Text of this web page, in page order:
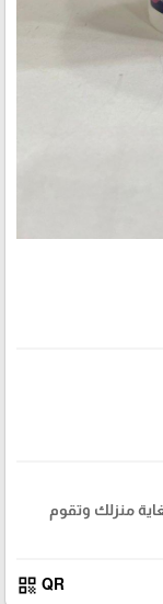
منزلك وتقوم
QR
qr_code